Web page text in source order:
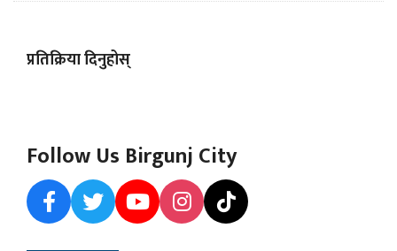
प्रतिक्रिया दिनुहोस्
Follow Us Birgunj City